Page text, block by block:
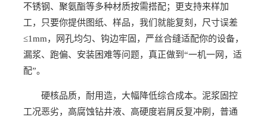
不锈钢、聚氨酯等多种材质按需搭配；更支持来样加
工，只要你提供图纸、样品，我们就能复刻，尺寸误差
≤1mm，网孔均匀、钩边牢固，严丝合缝适配你的设备，
漏浆、跑偏、安装困难等问题，真正做到“一机一网，适
配”。
硬核品质，耐用造，大幅降低综合成本。泥浆固控
工况恶劣，高腐蚀钻井液、高硬度岩屑反复冲刷，普通